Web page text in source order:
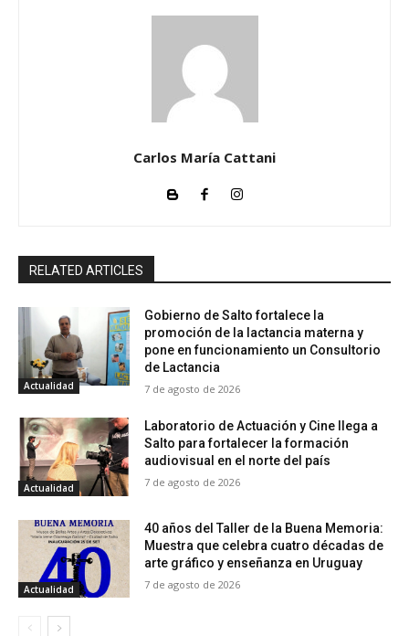
Carlos María Cattani
RELATED ARTICLES
Actualidad
Gobierno de Salto fortalece la
promoción de la lactancia materna y
pone en funcionamiento un Consultorio
de Lactancia
7 de agosto de 2026
Actualidad
Laboratorio de Actuación y Cine llega a
Salto para fortalecer la formación
audiovisual en el norte del país
7 de agosto de 2026
Actualidad
40 años del Taller de la Buena Memoria:
Muestra que celebra cuatro décadas de
arte gráfico y enseñanza en Uruguay
7 de agosto de 2026